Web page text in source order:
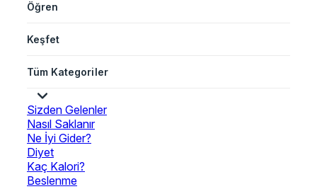
Öğren
Keşfet
Tüm Kategoriler
Sizden Gelenler
Nasıl Saklanır
Ne İyi Gider?
Diyet
Kaç Kalori?
Beslenme